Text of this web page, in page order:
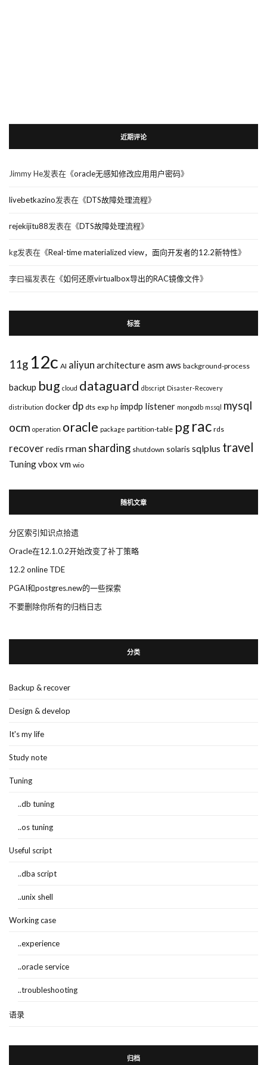
近期评论
Jimmy He发表在《oracle无感知修改应用用户密码》
livebetkazino发表在《DTS故障处理流程》
rejekijitu88发表在《DTS故障处理流程》
kg发表在《Real-time materialized view，面向开发者的12.2新特性》
李曰福发表在《如何还原virtualbox导出的RAC镜像文件》
标签
11g 12c AI aliyun architectureasmaws background-process
backup bug cloud dataguard dbscript Disaster-Recovery
distribution docker dp dts exp hp impdp listener mongodb mssql mysql
ocm operation oracle package partition-table pgrac rds
recover redis rman sharding shutdown solaris sqlplus travel
Tuningvbox vm wio
随机文章
分区索引知识点拾遗
Oracle在12.1.0.2开始改变了补丁策略
12.2 online TDE
PGAI和postgres.new的一些探索
不要删除你所有的归档日志
分类
Backup & recover
Design & develop
It's my life
Study note
Tuning
..db tuning
..os tuning
Useful script
..dba script
..unix shell
Working case
..experience
..oracle service
..troubleshooting
语录
归档